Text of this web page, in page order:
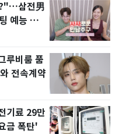
삼전男
예능 화
루비룸 품
전속계약
기료 29만
금 폭탄'